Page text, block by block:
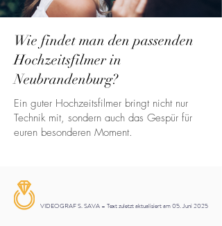
Wie findet man den passenden
Hochzeitsfilmer in
Neubrandenburg?
Ein guter Hochzeitsfilmer bringt nicht nur
Technik mit, sondern auch das Gespür für
euren besonderen Moment.
VIDEOGRAF S. SAVA – Text zuletzt aktualisiert am 05. Juni 2025